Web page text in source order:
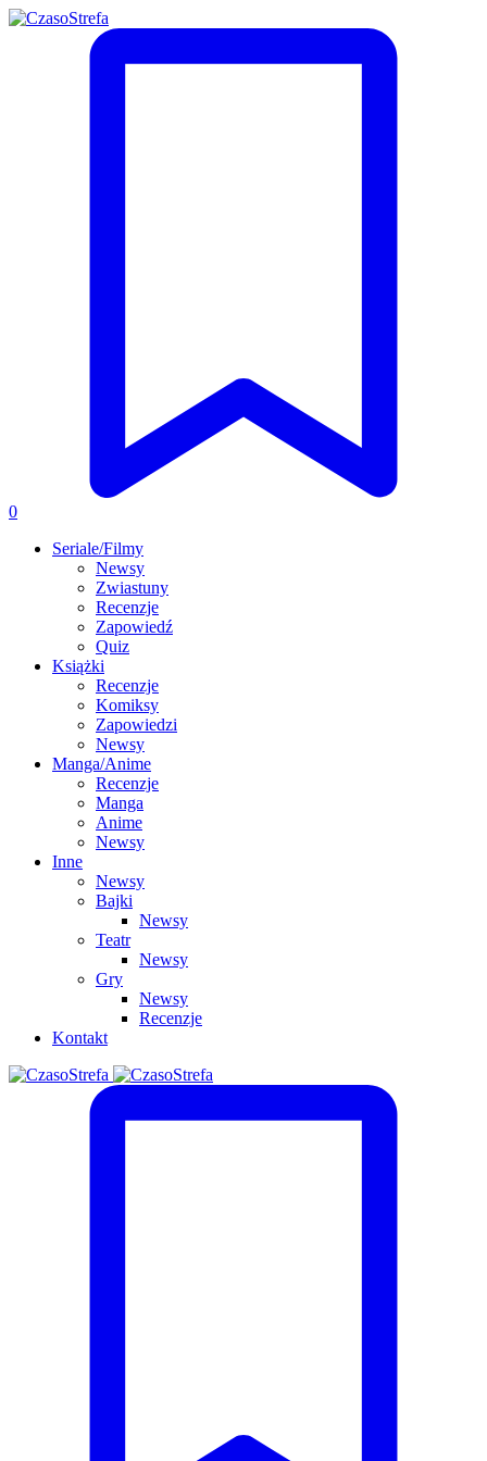
0
Seriale/Filmy
Newsy
Zwiastuny
Recenzje
Zapowiedź
Quiz
Książki
Recenzje
Komiksy
Zapowiedzi
Newsy
Manga/Anime
Recenzje
Manga
Anime
Newsy
Inne
Newsy
Bajki
Newsy
Teatr
Newsy
Gry
Newsy
Recenzje
Kontakt